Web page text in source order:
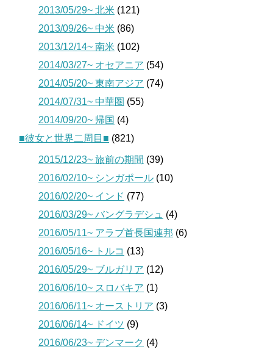
2013/05/29~ 北米 (121)
2013/09/26~ 中米 (86)
2013/12/14~ 南米 (102)
2014/03/27~ オセアニア (54)
2014/05/20~ 東南アジア (74)
2014/07/31~ 中華圏 (55)
2014/09/20~ 帰国 (4)
■彼女と世界二周目■ (821)
2015/12/23~ 旅前の期間 (39)
2016/02/10~ シンガポール (10)
2016/02/20~ インド (77)
2016/03/29~ バングラデシュ (4)
2016/05/11~ アラブ首長国連邦 (6)
2016/05/16~ トルコ (13)
2016/05/29~ ブルガリア (12)
2016/06/10~ スロバキア (1)
2016/06/11~ オーストリア (3)
2016/06/14~ ドイツ (9)
2016/06/23~ デンマーク (4)